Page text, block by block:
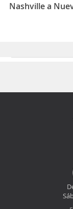
Nashville a